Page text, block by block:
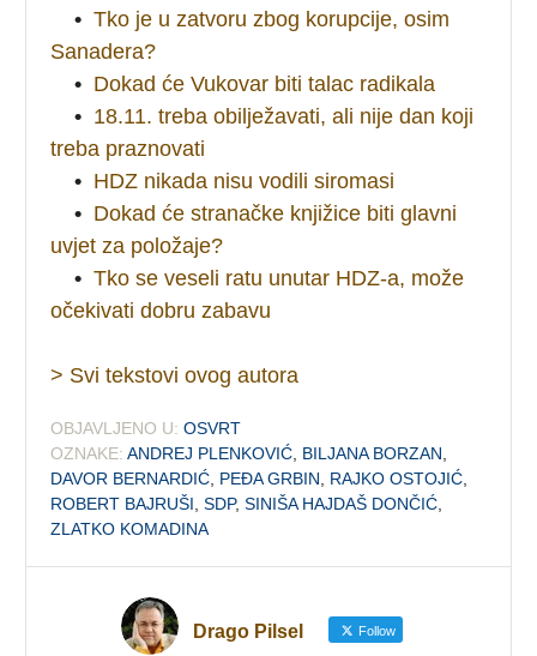
• Tko je u zatvoru zbog korupcije, osim
Sanadera?
• Dokad će Vukovar biti talac radikala
• 18.11. treba obilježavati, ali nije dan koji
treba praznovati
• HDZ nikada nisu vodili siromasi
• Dokad će stranačke knjižice biti glavni
uvjet za položaje?
• Tko se veseli ratu unutar HDZ-a, može
očekivati dobru zabavu
> Svi tekstovi ovog autora
OBJAVLJENO U: OSVRT
OZNAKE: ANDREJ PLENKOVIĆ BILJANA BORZAN
DAVOR BERNARDIĆ PEĐA GRBIN RAJKO OSTOJIĆ
ROBERT BAJRUŠI ,SDP,SINIŠA HAJDAŠ DONČIĆ
ZLATKO KOMADINA
Drago Pilsel Follow